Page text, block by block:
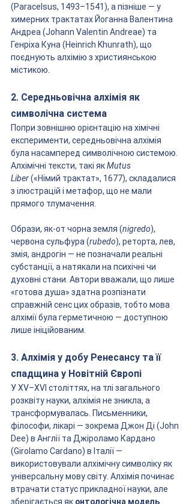
(Paracelsus, 1493–1541), а пізніше — у
химерних трактатах Йоганна Валентина
Андреа (Johann Valentin Andreae) та
Генріха Куна (Heinrich Khunrath), що
поєднують алхімію з християнською
містикою.
2. Середньовічна алхімія як
символічна система
Попри зовнішню орієнтацію на хімічні
експерименти, середньовічна алхімія
була насамперед символічною системою.
Алхімічні тексти, такі як Mutus
Liber («Німий трактат», 1677), складалися
з ілюстрацій і метафор, що не мали
прямого тлумачення.
Образи, як-от чорна земля (nigredo),
червона сульфура (rubedo), реторта, лев,
змія, андрогін — не позначали реальні
субстанції, а натякали на психічні чи
духовні стани. Автори вважали, що лише
«готова душа» здатна розпізнати
справжній сенс цих образів, тобто мова
алхімії була герметичною — доступною
лише ініційованим.
3. Алхімія у добу Ренесансу та її
спадщина у Новітній Європі
У XV–XVI століттях, на тлі загального
розквіту науки, алхімія не зникла, а
трансформувалась. Письменники,
філософи, лікарі — зокрема Джон Ді (John
Dee) в Англії та Джіроламо Кардано
(Girolamo Cardano) в Італії —
використовували алхімічну символіку як
універсальну мову світу. Алхімія починає
втрачати статус прикладної науки, але
зберігається як онтологічна модель